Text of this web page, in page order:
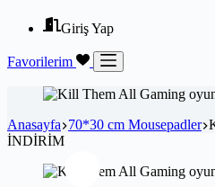
Giriş Yap
Favorilerim
Anasayfa 70*30 cm Mousepadler
İNDİRİM